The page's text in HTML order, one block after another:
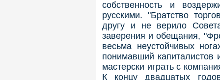
собственность и
русскими. "Братство
другу и не верило
заверения и обещания,
весьма неустойчивых
понимавший капиталистов
мастерски играть с
К концу двадцатых